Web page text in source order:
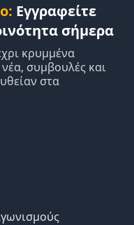
Εγγραφείτε
σήμερα
κρυμμένα
νέα, συμβουλές και
στα